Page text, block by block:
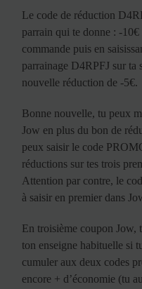
Le code de réduction
parrain qui te donne : -
commande puis en
parrainage D4RPFJ sur ta
nouvelle réduction de -5€.
Bonne nouvelle, tu peux
Jow en plus du bon de
peux saisir le code
réductions sur tes trois
Attention par contre, le
à saisir en premier dans
En troisième coupon Jow,
ton enseigne habituelle si
cumuler aux deux codes
encore + d’économie (tu